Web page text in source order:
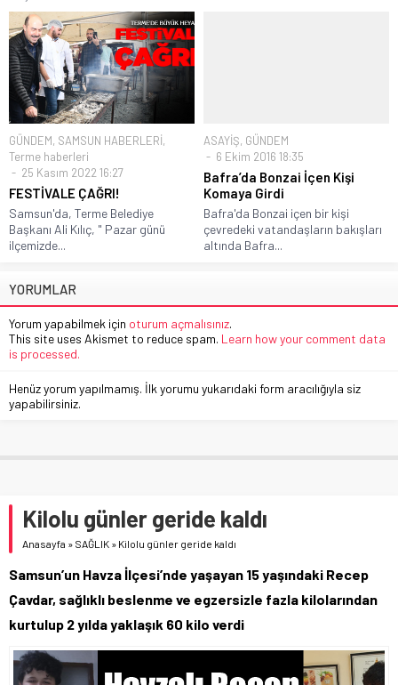
GÜNDEM, SAMSUN HABERLERİ,
Terme haberleri
25 Kasım 2022 16:27
FESTİVALE ÇAĞRI!
Samsun'da, Terme Belediye
Başkanı Ali Kılıç, " Pazar günü
ilçemizde...
ASAYİŞ, GÜNDEM
6 Ekim 2016 18:35
Bafra’da Bonzai İçen Kişi
Komaya Girdi
Bafra'da Bonzai içen bir kişi
çevredeki vatandaşların bakışları
altında Bafra...
YORUMLAR
Yorum yapabilmek için oturum açmalısınız.
This site uses Akismet to reduce spam. Learn how your comment data
is processed.
Henüz yorum yapılmamış. İlk yorumu yukarıdaki form aracılığıyla siz
yapabilirsiniz.
Kilolu günler geride kaldı
Anasayfa » SAĞLIK » Kilolu günler geride kaldı
Samsun’un Havza İlçesi’nde yaşayan 15 yaşındaki Recep
Çavdar, sağlıklı beslenme ve egzersizle fazla kilolarından
kurtulup 2 yılda yaklaşık 60 kilo verdi